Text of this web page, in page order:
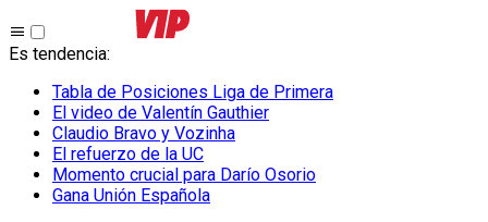
Es tendencia:
Tabla de Posiciones Liga de Primera
El video de Valentín Gauthier
Claudio Bravo y Vozinha
El refuerzo de la UC
Momento crucial para Darío Osorio
Gana Unión Española